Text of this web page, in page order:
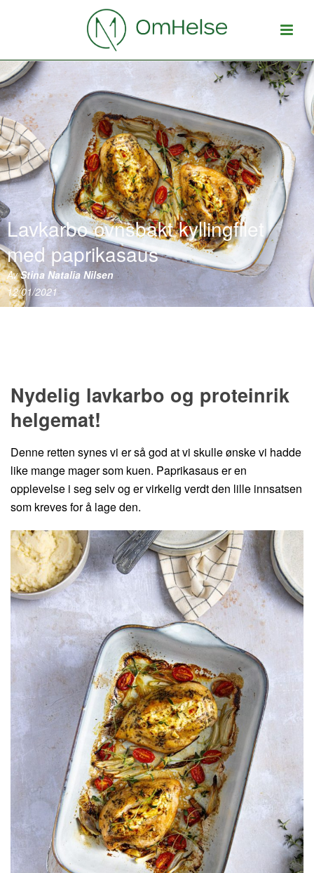
Lavkarbo ovnsbakt kyllingfilet
med paprikasaus
AvStina Natalia Nilsen
12/01/2021
Nydelig lavkarbo og proteinrik
helgemat!
Denne retten synes vi er så god at vi skulle ønske vi hadde
like mange mager som kuen. Paprikasaus er en
opplevelse i seg selv og er virkelig verdt den lille innsatsen
som kreves for å lage den.